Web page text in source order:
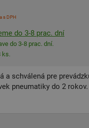
s DPH
do 3-8 prac. dní
do 3-8 prac. dní.
ks.
a schválená pre
pneumatiky do 2 rokov.